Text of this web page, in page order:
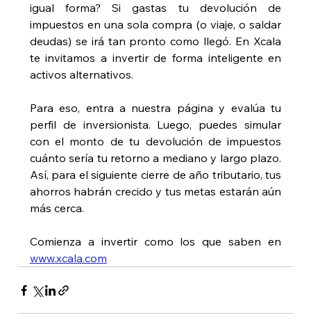
igual forma? Si gastas tu devolución de
impuestos en una sola compra (o viaje, o saldar
deudas) se irá tan pronto como llegó. En Xcala
te invitamos a invertir de forma inteligente en
activos alternativos.
Para eso, entra a nuestra página y evalúa tu
perfil de inversionista. Luego, puedes simular
con el monto de tu devolución de impuestos
cuánto sería tu retorno a mediano y largo plazo.
Así, para el siguiente cierre de año tributario, tus
ahorros habrán crecido y tus metas estarán aún
más cerca.
www.xcala.com